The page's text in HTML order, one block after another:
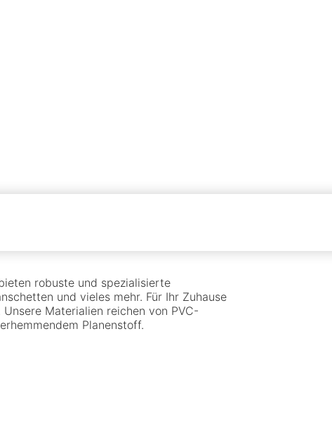
robuste und spezialisierte
und vieles mehr. Für Ihr Zuhause
Materialien reichen von PVC-
Planenstoff.